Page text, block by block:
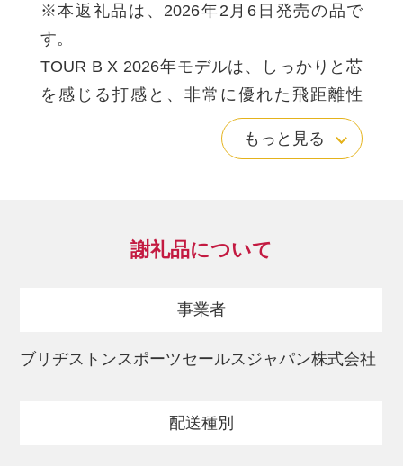
※本返礼品は、2026年2月6日発売の品で
す。
TOUR B X 2026年モデルは、しっかりと芯
を感じる打感と、非常に優れた飛距離性
能、イメージ通りに「寄る」高いスピン性
ドライバーショットでは非常に優れた飛距
iQ・ウレタンカバーとスリップレス・バイ
ピンコントロールを目指した設計です。
もっと見る
謝礼品について
事業者
ブリヂストンスポーツセールスジャパン株式会社
配送種別